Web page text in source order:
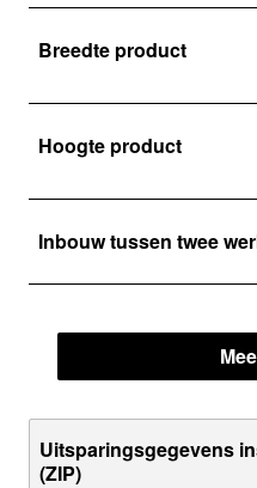
Breedte product
Hoogte product
Inbouw tussen twee
Uitsparingsgegevens
(ZIP)